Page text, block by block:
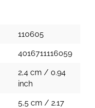
110605
4016711116059
2,4 cm / 0.94
inch
5,5 cm / 2.17